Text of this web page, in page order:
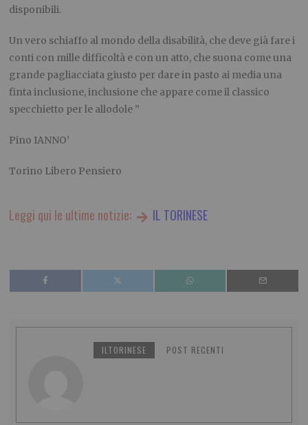
disponibili.
Un vero schiaffo al mondo della disabilità, che deve già fare i
conti con mille difficoltà e con un atto, che suona come una
grande pagliacciata giusto per dare in pasto ai media una
finta inclusione, inclusione che appare come il classico
specchietto per le allodole ”
Pino IANNO’
Torino Libero Pensiero
Leggi qui le ultime notizie: IL TORINESE
ILTORINESE POST RECENTI